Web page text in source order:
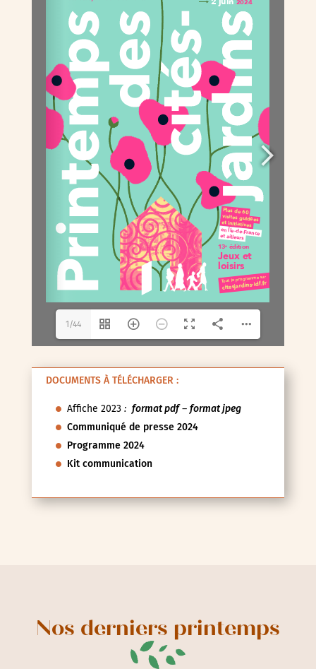
1/44
DOCUMENTS À TÉLÉCHARGER :
Affiche 2023: format pdf– format jpeg
Communiqué de presse 2024
Programme 2024
Kit communication
Nos derniers printemps